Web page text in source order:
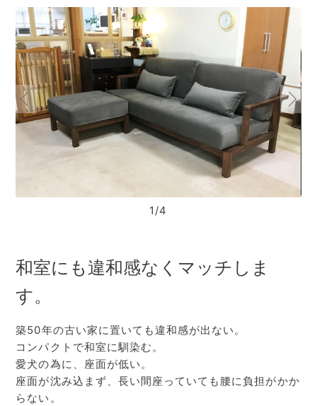
1/4
和室にも違和感なくマッチしま
す。
築50年の古い家に置いても違和感が出ない。
コンパクトで和室に馴染む。
愛犬の為に、座面が低い。
座面が沈み込まず、長い間座っていても腰に負担がかか
らない。